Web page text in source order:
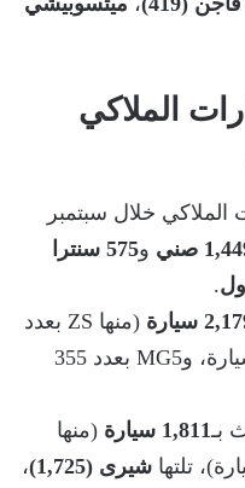
الملاكي
خلال سبتمبر
صني و575 سنترا
.
سيارة
(منها ZS بعدد
810 سيارات، وMG1 بعدد 459 سيارة، وMG5 بعدد 355
بـ1,811 سيارة
(منها
شيرى (1,725)
،